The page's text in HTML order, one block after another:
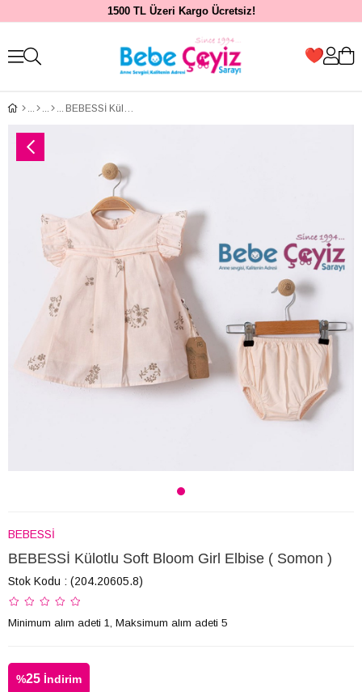
1500 TL Üzeri Kargo Ücretsiz!
BEBESSİ Külotlu Soft Bloom Girl Elbise ( Somon )
BEBESSİ
BEBESSİ Külotlu Soft Bloom Girl Elbise ( Somon )
Stok Kodu (204.20605.8)
Minimum alım adeti 1, Maksimum alım adeti 5
%25 İndirim